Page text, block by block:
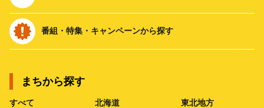
番組・特集・キャンペーンから探す
まちから探す
すべて 北海道 東北地方